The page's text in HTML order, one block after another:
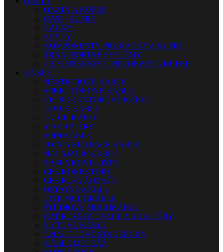
OBALY A KUFRE
CASE, KUFRE
RACKY
KRYTY
KOMPONENTY PRE RACKY A KUFRE
TRANSPORTNÉ SYSTÉMY
PRÍSLUŠENSTVO PRE OBALY A KUFRE
KÁBLE
NÁSTROJOVÉ KÁBLE
MIKROFÓNOVÉ KÁBLE
REPRODUKTOROVÉ KÁBLE
AUDIO KÁBLE
PATCH KÁBLE
Y ADAPTÉRY
MIDI KÁBLE
DMX A RIADIACE KÁBLE
NAPÁJACIE KÁBLE
ZÁSUVKOVÉ LIŠTY
CEE KONEKTORY
CEE ROZVÁDZAČE
OSTATNÉ KÁBLE
LIVE MULTIKÁBLE
ŠTÚDIOVÉ MULTIKÁBLE
CAT ROZBOČOVAČE A ADAPTÉRY
SIEŤOVÉ KÁBLE
ANALÓGOVÉ STAGEBOXY
KÁBLE METRÁŽ